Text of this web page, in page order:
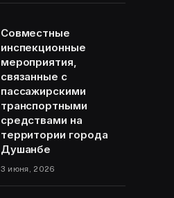
Совместные
инспекционные
мероприятия,
связанные с
пассажирскими
транспортными
средствами на
территории города
Душанбе
3 июня, 2026